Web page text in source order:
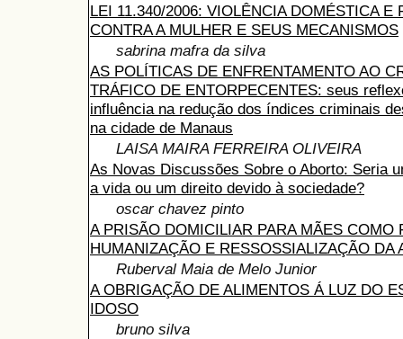
LEI 11.340/2006: VIOLÊNCIA DOMÉSTICA E
CONTRA A MULHER E SEUS MECANISMOS
sabrina mafra da silva
AS POLÍTICAS DE ENFRENTAMENTO AO
TRÁFICO DE ENTORPECENTES: seus
influência na redução dos índices criminais
na cidade de Manaus
LAISA MAIRA FERREIRA OLIVEIRA
As Novas Discussões Sobre o Aborto: Seria
a vida ou um direito devido à sociedade?
oscar chavez pinto
A PRISÃO DOMICILIAR PARA MÃES COMO
HUMANIZAÇÃO E RESSOSSIALIZAÇÃO DA
Ruberval Maia de Melo Junior
A OBRIGAÇÃO DE ALIMENTOS Á LUZ DO
IDOSO
bruno silva